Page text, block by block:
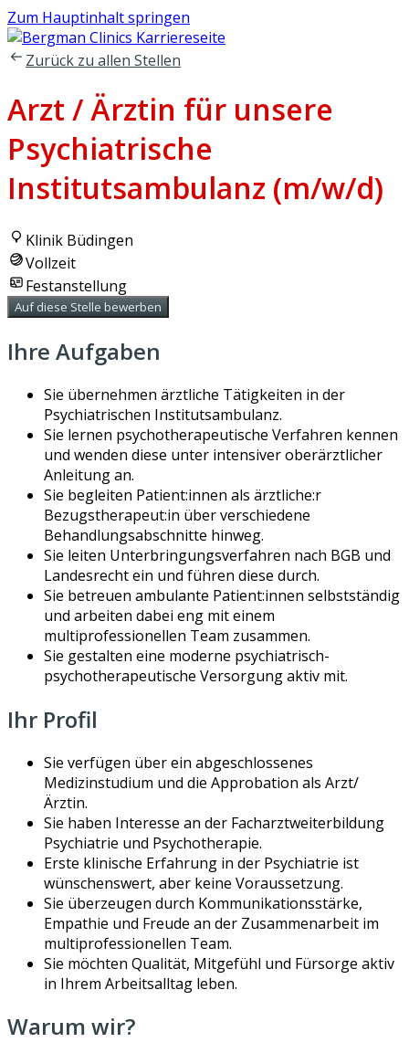
Zum Hauptinhalt springen
Zurück zu allen Stellen
Arzt / Ärztin für unsere
Psychiatrische
Institutsambulanz (m/w/d)
Klinik Büdingen
Vollzeit
Festanstellung
Auf diese Stelle bewerben
Ihre Aufgaben
Sie übernehmen ärztliche Tätigkeiten in der
Psychiatrischen Institutsambulanz.
Sie lernen psychotherapeutische Verfahren kennen
und wenden diese unter intensiver oberärztlicher
Anleitung an.
Sie begleiten Patient:innen als ärztliche:r
Bezugstherapeut:in über verschiedene
Behandlungsabschnitte hinweg.
Sie leiten Unterbringungsverfahren nach BGB und
Landesrecht ein und führen diese durch.
Sie betreuen ambulante Patient:innen selbstständig
und arbeiten dabei eng mit einem
multiprofessionellen Team zusammen.
Sie gestalten eine moderne psychiatrisch-
psychotherapeutische Versorgung aktiv mit.
Ihr Profil
Sie verfügen über ein abgeschlossenes
Medizinstudium und die Approbation als Arzt/
Ärztin.
Sie haben Interesse an der Facharztweiterbildung
Psychiatrie und Psychotherapie.
Erste klinische Erfahrung in der Psychiatrie ist
wünschenswert, aber keine Voraussetzung.
Sie überzeugen durch Kommunikationsstärke,
Empathie und Freude an der Zusammenarbeit im
multiprofessionellen Team.
Sie möchten Qualität, Mitgefühl und Fürsorge aktiv
in Ihrem Arbeitsalltag leben.
Warum wir?